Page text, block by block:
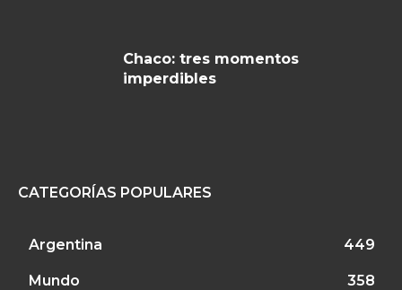
Chaco: tres momentos
imperdibles
CATEGORÍAS POPULARES
Argentina 449
Mundo 358